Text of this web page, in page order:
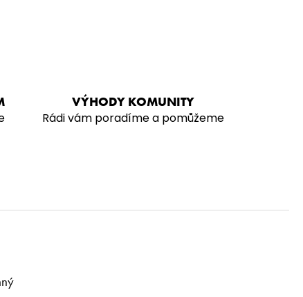
VÝHODY KOMUNITY
Rádi vám poradíme a pomůžeme